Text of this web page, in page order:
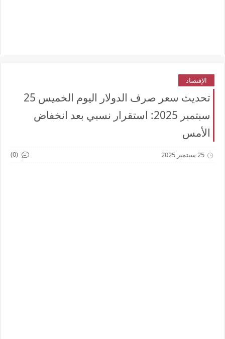
الإقتصاد
تحديث سعر صرف الدولار اليوم الخميس 25
سبتمبر 2025: استقرار نسبي بعد انخفاض
الأمس
25 سبتمبر 2025 (0)